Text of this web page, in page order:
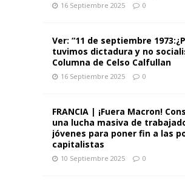
16 Septiembre 2025 0
Ver: “11 de septiembre
tuvimos dictadura y no
Columna de Celso Calfullan
16 Septiembre 2025 0
FRANCIA | ¡Fuera Macron!
una lucha masiva de
jóvenes para poner fin a las
capitalistas
10 Septiembre 2025 0